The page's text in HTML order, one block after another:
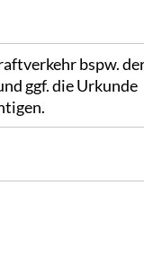
bspw.
ggf. die Urkunde